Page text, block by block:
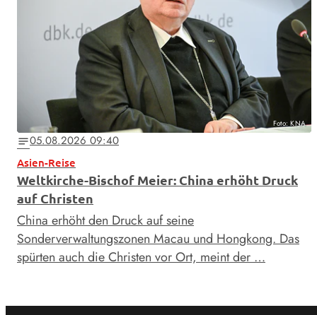
Foto: KNA
notes05.08.2026 09:40
Asien-Reise
Weltkirche-Bischof Meier: China erhöht Druck
auf Christen
China erhöht den Druck auf seine
Sonderverwaltungszonen Macau und Hongkong. Das
spürten auch die Christen vor Ort, meint der …